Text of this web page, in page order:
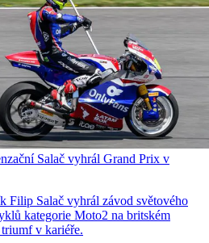
Salač vyhrál Grand Prix v
Filip Salač vyhrál závod světového
kategorie Moto2 na britském
v kariéře.